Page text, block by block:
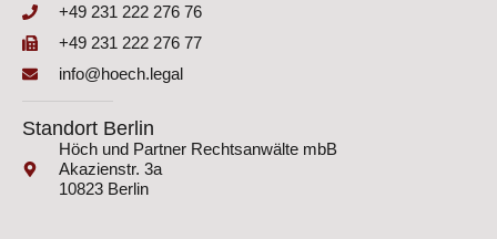
+49 231 222 276 76
+49 231 222 276 77
info@hoech.legal
Standort Berlin
Höch und Partner Rechtsanwälte mbB
Akazienstr. 3a
10823 Berlin